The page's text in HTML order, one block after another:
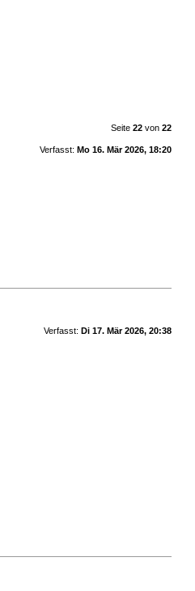
Seite 22von 22
Verfasst: Mo 16. Mär 2026, 18:20
Verfasst: Di 17. Mär 2026, 20:38